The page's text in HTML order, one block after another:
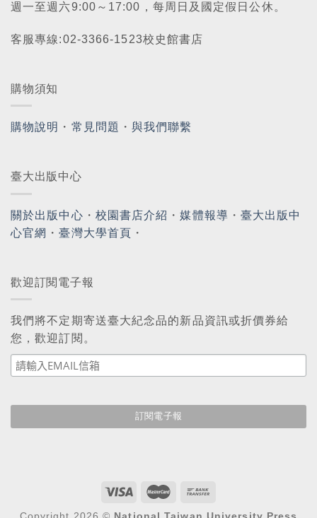
週一至週六9:00～17:00，每周日及國定假日公休。
客服專線:02-3366-1523校史館書店
購物須知
購物說明 ・ 常見問題 ・與我們聯繫
臺大出版中心
關於出版中心 ・ 校園書店介紹 ・媒體報導 ・ 臺大出版中
心官網 ・臺灣大學首頁 ・
歡迎訂閱電子報
我們將不定期寄送臺大紀念品的新品資訊或折價券給
您，歡迎訂閱。